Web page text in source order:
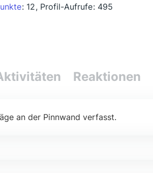
12 Profil-Aufrufe 495
Reaktionen
an der Pinnwand verfasst.